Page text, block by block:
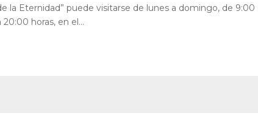
la Eternidad” puede visitarse de lunes a domingo, de 9:00
20:00 horas, en el...